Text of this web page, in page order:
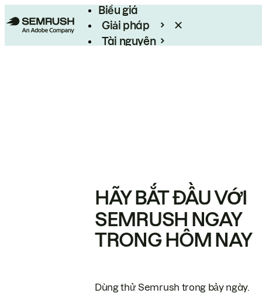
Biểu giá
Giải pháp
Tài nguyên
HÃY BẮT ĐẦU VỚI
SEMRUSH NGAY
TRONG HÔM NAY
Dùng thử Semrush trong bảy ngày.